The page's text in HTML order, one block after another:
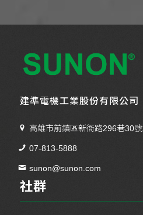
建準電機工業股份有限公司
高雄市前鎮區新衙路296巷30號
07-813-5888
sunon@sunon.com
社群